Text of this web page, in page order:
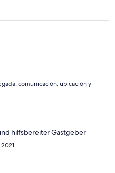
comunicación, ubicación y
hilfsbereiter Gastgeber